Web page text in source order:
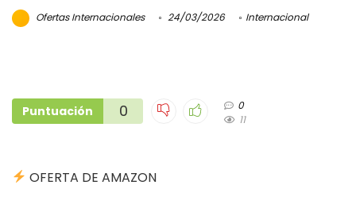
Ofertas Internacionales 24/03/2026 Internacional
Puntuación 0
0
11
OFERTA DE AMAZON